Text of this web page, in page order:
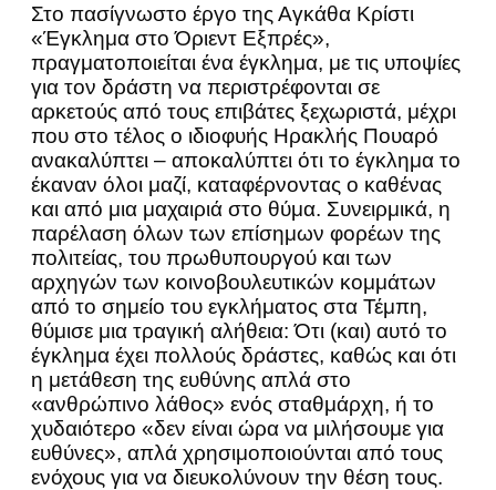
Στο πασίγνωστο έργο της Αγκάθα Κρίστι
«Έγκλημα στο Όριεντ Εξπρές»,
πραγματοποιείται ένα έγκλημα, με τις υποψίες
για τον δράστη να περιστρέφονται σε
αρκετούς από τους επιβάτες ξεχωριστά, μέχρι
που στο τέλος ο ιδιοφυής Ηρακλής Πουαρό
ανακαλύπτει – αποκαλύπτει ότι το έγκλημα το
έκαναν όλοι μαζί, καταφέρνοντας ο καθένας
και από μια μαχαιριά στο θύμα. Συνειρμικά, η
παρέλαση όλων των επίσημων φορέων της
πολιτείας, του πρωθυπουργού και των
αρχηγών των κοινοβουλευτικών κομμάτων
από το σημείο του εγκλήματος στα Τέμπη,
θύμισε μια τραγική αλήθεια: Ότι (και) αυτό το
έγκλημα έχει πολλούς δράστες, καθώς και ότι
η μετάθεση της ευθύνης απλά στο
«ανθρώπινο λάθος» ενός σταθμάρχη, ή το
χυδαιότερο «δεν είναι ώρα να μιλήσουμε για
ευθύνες», απλά χρησιμοποιούνται από τους
ενόχους για να διευκολύνουν την θέση τους.